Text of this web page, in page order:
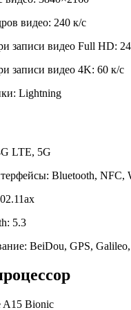
видео: 240 к/с
записи видео Full HD:
записи видео 4K: 60 к/c
Lightning
LTE, 5G
Bluetooth, NFC,
5.3
BeiDou, GPS,
A15 Bionic